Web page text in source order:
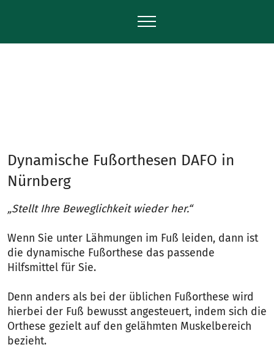
Dynamische Fußorthesen DAFO in
Nürnberg
„Stellt Ihre Beweglichkeit wieder her.“
Wenn Sie unter Lähmungen im Fuß leiden, dann ist
die dynamische Fußorthese das passende
Hilfsmittel für Sie.
Denn anders als bei der üblichen Fußorthese wird
hierbei der Fuß bewusst angesteuert, indem sich die
Orthese gezielt auf den gelähmten Muskelbereich
bezieht.